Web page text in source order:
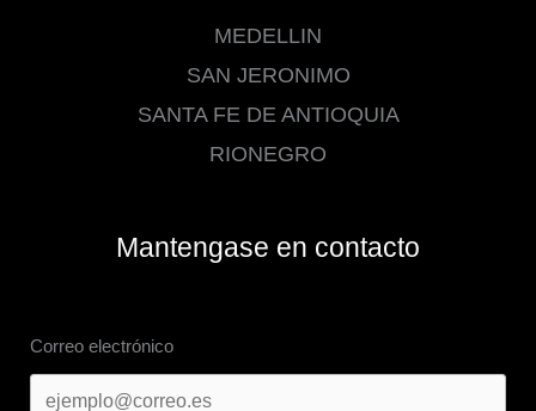
MEDELLIN
SAN JERONIMO
SANTA FE DE ANTIOQUIA
RIONEGRO
Mantengase en contacto
Correo electrónico